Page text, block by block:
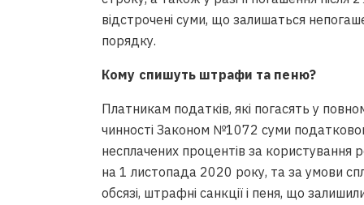
відстрочені суми, що залишаться
порядку.
Кому спишуть штрафи та пеню?
Платникам податків, які погасять у
чинності Законом №1072 суми
несплачених процентів за
на 1 листопада 2020 року, та за умови
обсязі, штрафні санкції і пеня, що